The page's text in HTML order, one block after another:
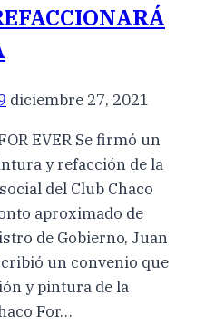
diciembre 27, 2021
EVER Se firmó un
y refacción de la
del Club Chaco
aproximado de
de Gobierno, Juan
un convenio que
y pintura de la
For…